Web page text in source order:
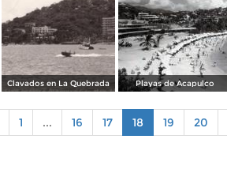
Clavados en La Quebrada Playas de Acapulco
1 ... 16 17 18 19 20